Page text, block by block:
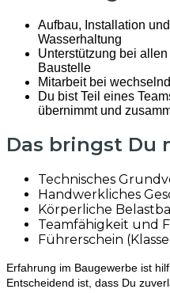
Aufbau, Installation
Wasserhaltung
Unterstützung bei
Baustelle
Mitarbeit bei
Du bist Teil eines
übernimmt und
Das bringst Du
Technisches
Handwerkliches
Körperliche
Teamfähigkeit und
Führerschein
Erfahrung im Baugewerbe ist
Entscheidend ist, dass Du